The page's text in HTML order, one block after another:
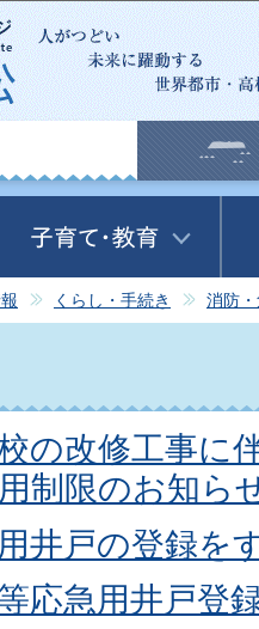
この
くらし・手続き 消防
の改修工事に
制限のお知ら
井戸の登録を
応急用井戸登